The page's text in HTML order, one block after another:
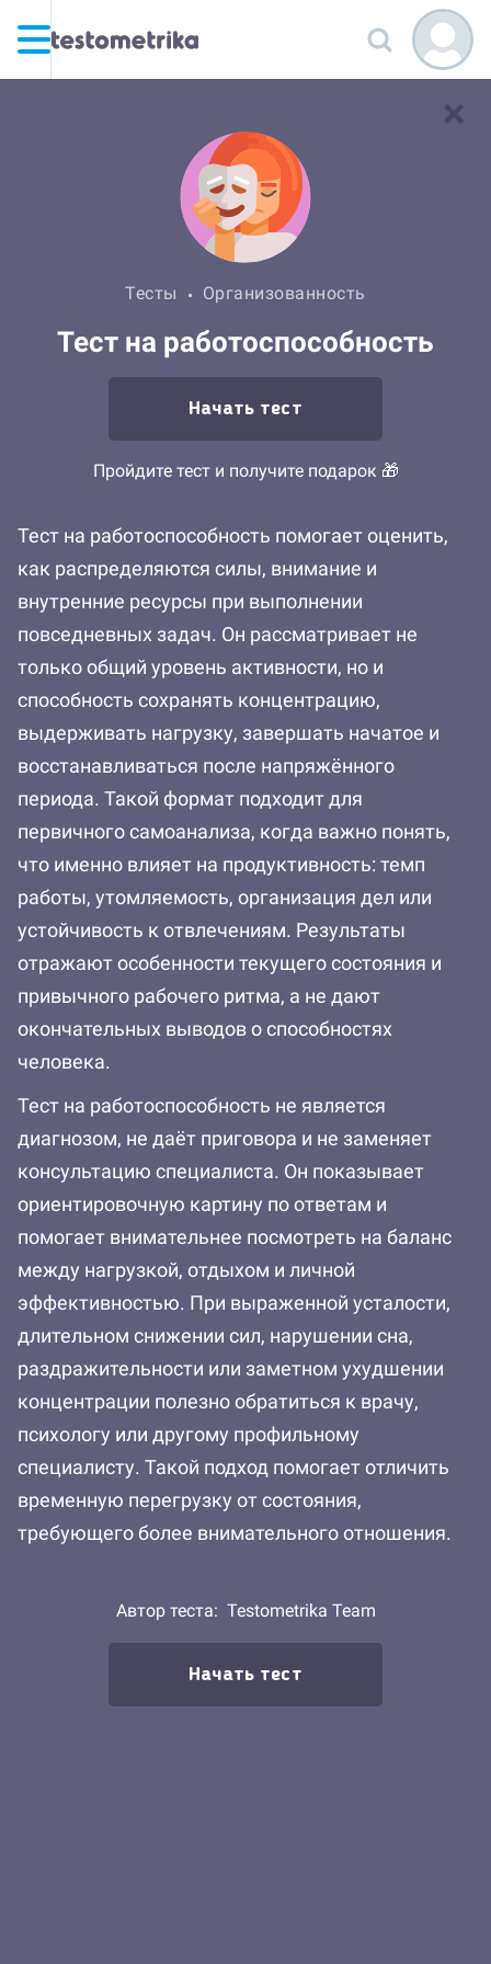
Тесты Организованность
Тест на работоспособность
Начать тест
Пройдите тест и получите подарок 🎁
Тест на работоспособность помогает оценить,
как распределяются силы, внимание и
внутренние ресурсы при выполнении
повседневных задач. Он рассматривает не
только общий уровень активности, но и
способность сохранять концентрацию,
выдерживать нагрузку, завершать начатое и
восстанавливаться после напряжённого
периода. Такой формат подходит для
первичного самоанализа, когда важно понять,
что именно влияет на продуктивность: темп
работы, утомляемость, организация дел или
устойчивость к отвлечениям. Результаты
отражают особенности текущего состояния и
привычного рабочего ритма, а не дают
окончательных выводов о способностях
человека.
Тест на работоспособность не является
диагнозом, не даёт приговора и не заменяет
консультацию специалиста. Он показывает
ориентировочную картину по ответам и
помогает внимательнее посмотреть на баланс
между нагрузкой, отдыхом и личной
эффективностью. При выраженной усталости,
длительном снижении сил, нарушении сна,
раздражительности или заметном ухудшении
концентрации полезно обратиться к врачу,
психологу или другому профильному
специалисту. Такой подход помогает отличить
временную перегрузку от состояния,
требующего более внимательного отношения.
Автор теста: Testometrika Team
Начать тест